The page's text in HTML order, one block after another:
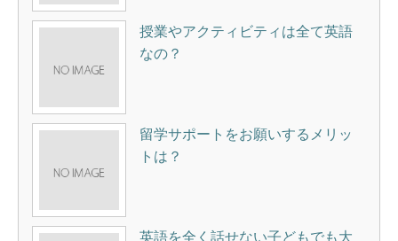
授業やアクティビティは全て英語
なの？
留学サポートをお願いするメリッ
トは？
英語を全く話せない子どもでも大